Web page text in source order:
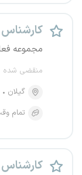
مجموعه
منقضی شده
گیلان
تمام